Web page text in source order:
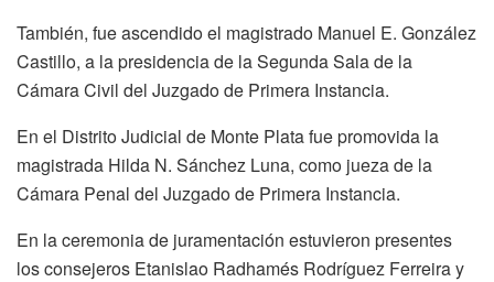
También, fue ascendido el magistrado Manuel E. González
Castillo, a la presidencia de la Segunda Sala de la
Cámara Civil del Juzgado de Primera Instancia.
En el Distrito Judicial de Monte Plata fue promovida la
magistrada Hilda N. Sánchez Luna, como jueza de la
Cámara Penal del Juzgado de Primera Instancia.
En la ceremonia de juramentación estuvieron presentes
los consejeros Etanislao Radhamés Rodríguez Ferreira y